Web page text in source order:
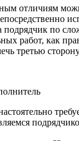
отличиям
подрядчик по
работ, как
третью